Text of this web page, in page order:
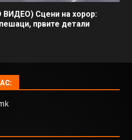
Сцени на хорор:
првите детали